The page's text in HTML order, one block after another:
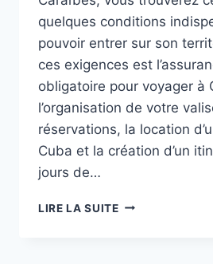
quelques conditions
pouvoir entrer sur son
ces exigences est
obligatoire pour voyager à
l’organisation de votre
réservations, la location
Cuba et la création d’un
jours de…
LIRE LA SUITECE